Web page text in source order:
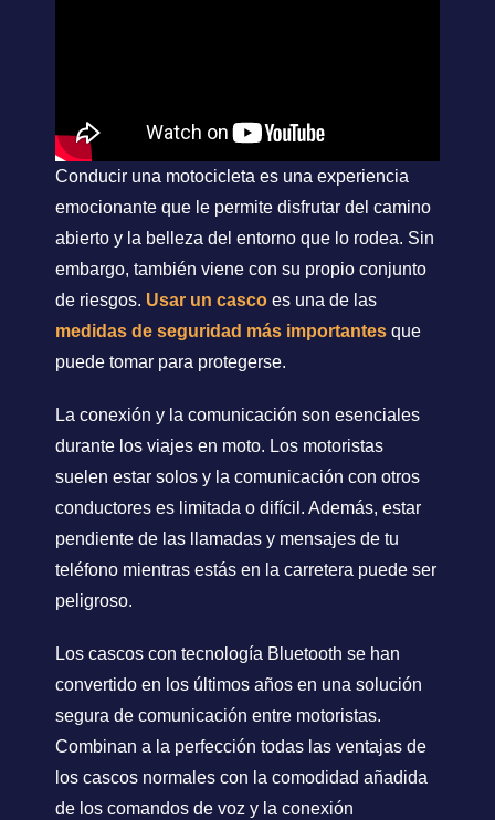
Conducir una motocicleta es una experiencia
emocionante que le permite disfrutar del camino
abierto y la belleza del entorno que lo rodea. Sin
embargo, también viene con su propio conjunto
de riesgos. Usar un casco es una de las
medidas de seguridad más importantes que
puede tomar para protegerse.
La conexión y la comunicación son esenciales
durante los viajes en moto. Los motoristas
suelen estar solos y la comunicación con otros
conductores es limitada o difícil. Además, estar
pendiente de las llamadas y mensajes de tu
teléfono mientras estás en la carretera puede ser
peligroso.
Los cascos con tecnología Bluetooth se han
convertido en los últimos años en una solución
segura de comunicación entre motoristas.
Combinan a la perfección todas las ventajas de
los cascos normales con la comodidad añadida
de los comandos de voz y la conexión